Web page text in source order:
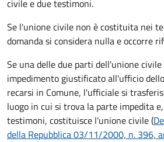
civilee due testimoni.
Se l'unione civile non è costituita nei
domanda si considera nulla e occorre
Se una delle due parti dell'unione
impedimento giustificato all'ufficio
recarsi in Comune, l'ufficiale si
luogo in cui si trova la parte impedita
testimoni, costituisce l'unione civile (
della Repubblica 03/11/2000, n. 396,